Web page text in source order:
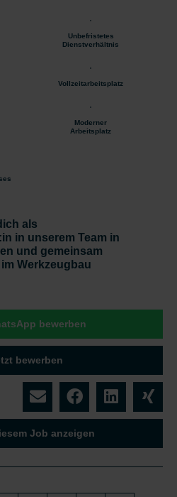
Unbefristetes
Dienstverhältnis
Vollzeitarbeitsplatz
Moderner
Arbeitsplatz
als
in unserem Team in
und gemeinsam
Werkzeugbau
bewerben
bewerben
Job anzeigen